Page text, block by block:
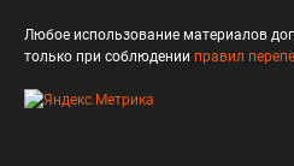
Любое использование материалов
только при соблюдении правил